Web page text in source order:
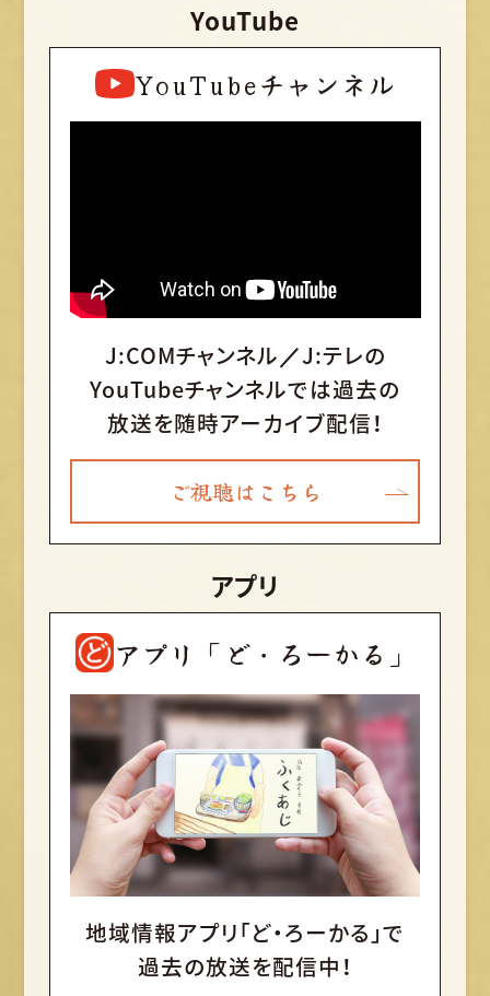
YouTube
YouTubeチャンネル
J:COMチャンネル／J:テレの
YouTubeチャンネルでは過去の
放送を随時アーカイブ配信！
ご視聴はこちら
アプリ
アプリ「ど・ろーかる」
地域情報アプリ「ど・ろーかる」で
過去の放送を配信中！